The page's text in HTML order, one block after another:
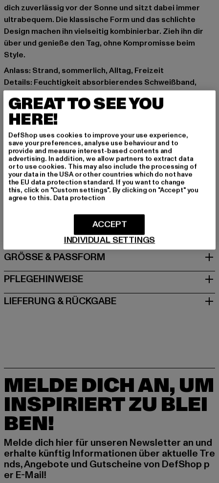
dich zuverlässig vor der Sonne und sitzt dabei immer
ultrabequem. Die klassische Form und das schlichte
Design machen ihn vielseitig kombinierbar. Zieh ihn dir
über und genieße den Tag, ohne Kompromisse beim
Style.
Anlass: Strand, sommerlich, Alltag, Freizeit
Details: Feuchtigkeit absorbierendes Schweißband,
Gestickte Luftlöcher
Marke: Flexfit
Kat.: Bucket Hats
Hersteller Farbe: red
Materialzusammensetzung: 98% Baumwolle, 2%
Elasthan
Art.Nr: 5003-00199
Hersteller: TB International GmbH |
Dr.-Robert-Murjahn-Straße 7 | 64372 Ober-Ramstadt |
GRÖSSE & PASSFORM
PFLEGEHINWEISE
LIEFERUNG & RÜCKGABE
MELDE DICH AN, UM
INSPIRIERT ZU BLEI
BEN!
Melde dich hier für unseren Newsletter an und
erhalte künftig Informationen über aktuelle Tre
nds, Angebote und Gutscheine von DefShop p
er E-Mail!
GREAT TO SEE YOU
HERE!
DefShop uses cookies to improve your use experience,
save your preferences, analyse use behaviour and to
provide and measure interest-based contents and
advertising. In addition, we allow partners to extract data
or to use cookies. This may also include the processing of
your data in the USA or other countries which do not have
the EU data protection standard. If you want to change
this, click on "Custom settings". By clicking on "Accept" you
agree to this. Data protection
INDIVIDUAL SETTINGS
ACCEPT